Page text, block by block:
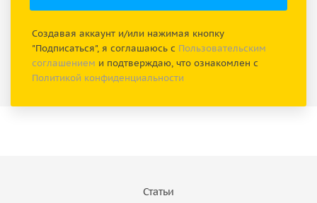
Создавая аккаунт и/или нажимая кнопку
"Подписаться", я соглашаюсь с Пользовательским
соглашением и подтверждаю, что ознакомлен с
Политикой конфиденциальности
Статьи